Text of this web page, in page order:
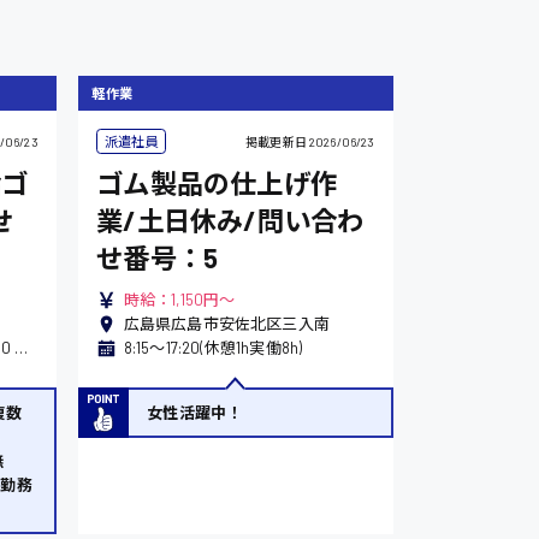
06/23
(1)8:00〜19:00 (2)20:00〜翌9:00 ※2交替勤務
数
務
軽作業
派遣社員 掲載更新日 2026/06/23
ゴム製品の仕上げ作
業/土日休み/問い合わ
せ番号：5
時給：1,150円～
広島県広島市安佐北区三入南
8:15〜17:20(休憩1h実働8h)
女性活躍中！